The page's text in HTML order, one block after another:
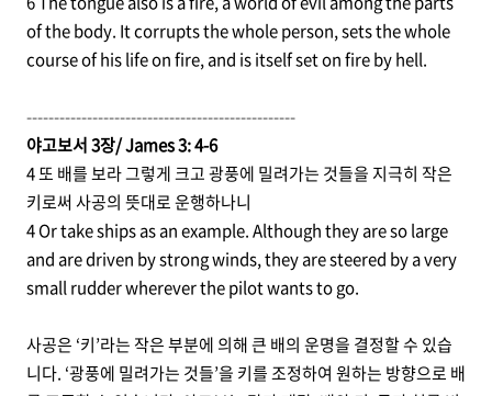
of the body. It corrupts the whole person, sets the whole
course of his life on fire, and is itself set on fire by hell.
-------------------------------------------------
야고보서 3장/ James 3: 4-6
4 또 배를 보라 그렇게 크고 광풍에 밀려가는 것들을 지극히 작은
키로써 사공의 뜻대로 운행하나니
4 Or take ships as an example. Although they are so large
and are driven by strong winds, they are steered by a very
small rudder wherever the pilot wants to go.
사공은 ‘키’라는 작은 부분에 의해 큰 배의 운명을 결정할 수 있습
니다. ‘광풍에 밀려가는 것들’을 키를 조정하여 원하는 방향으로 배